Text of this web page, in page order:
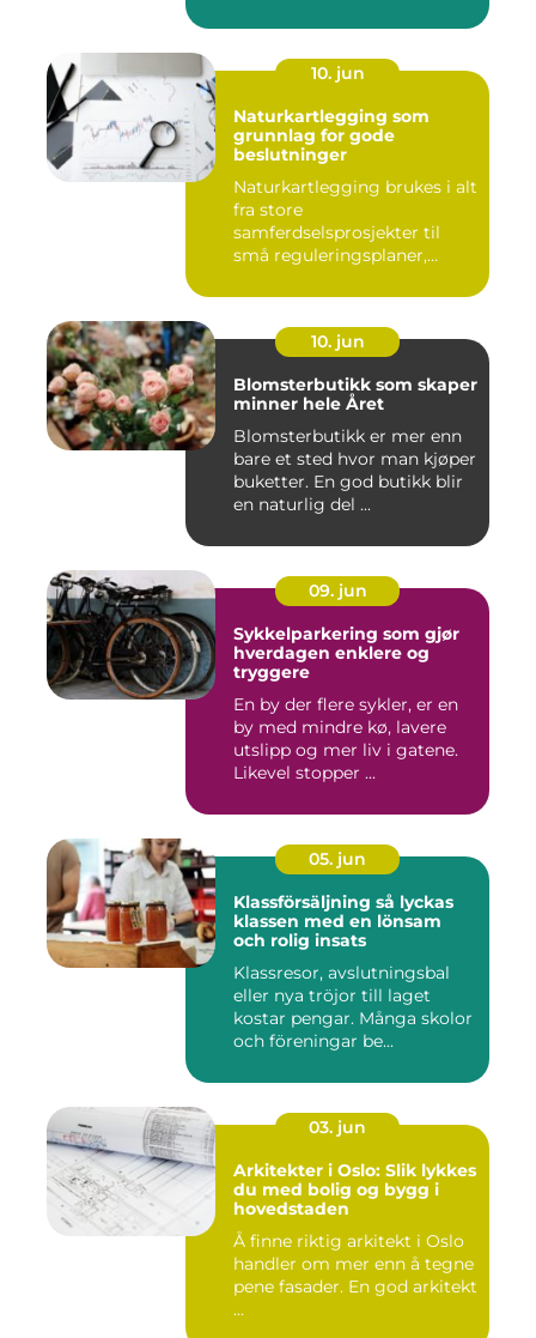
10. jun
Naturkartlegging som
grunnlag for gode
beslutninger
Naturkartlegging brukes i alt
fra store
samferdselsprosjekter til
små reguleringsplaner,
10. jun
Blomsterbutikk som skaper
minner hele Året
Blomsterbutikk er mer enn
bare et sted hvor man kjøper
buketter. En god butikk blir
en naturlig del ...
09. jun
Sykkelparkering som gjør
hverdagen enklere og
tryggere
En by der flere sykler, er en
by med mindre kø, lavere
utslipp og mer liv i gatene.
Likevel stopper ...
05. jun
Klassförsäljning så lyckas
klassen med en lönsam
och rolig insats
Klassresor, avslutningsbal
eller nya tröjor till laget
kostar pengar. Många skolor
och föreningar be...
03. jun
Arkitekter i Oslo: Slik lykkes
du med bolig og bygg i
hovedstaden
Å finne riktig arkitekt i Oslo
handler om mer enn å tegne
pene fasader. En god arkitekt
...